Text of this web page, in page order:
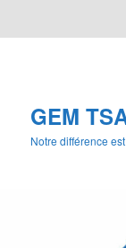
GEM
Notre différence